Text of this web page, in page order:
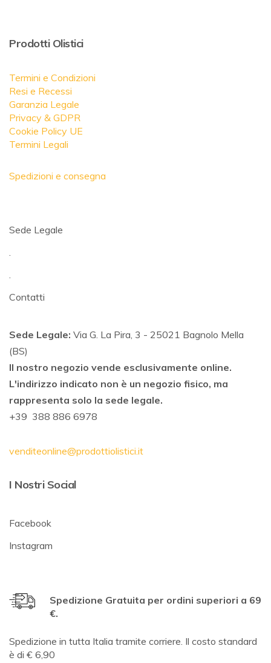
Prodotti Olistici
Termini e Condizioni
Resi e Recessi
Garanzia Legale
Privacy & GDPR
Cookie Policy UE
Termini Legali
Spedizioni e consegna
Sede Legale
.
.
Contatti
Sede Legale: Via G. La Pira, 3 - 25021 Bagnolo Mella
(BS)
Il nostro negozio vende esclusivamente online.
L'indirizzo indicato non è un negozio fisico, ma
rappresenta solo la sede legale.
+39 388 886 6978
venditeonline@prodottiolistici.it
I Nostri Social
Facebook
Instagram
Spedizione Gratuita per ordini superiori a 69
€.
Spedizione in tutta Italia tramite corriere. Il costo standard
è di € 6,90